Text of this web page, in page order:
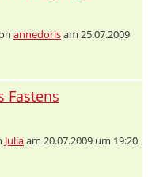
annedorisam 25.07.2009
Fastens
Juliaam 20.07.2009 um 19:20